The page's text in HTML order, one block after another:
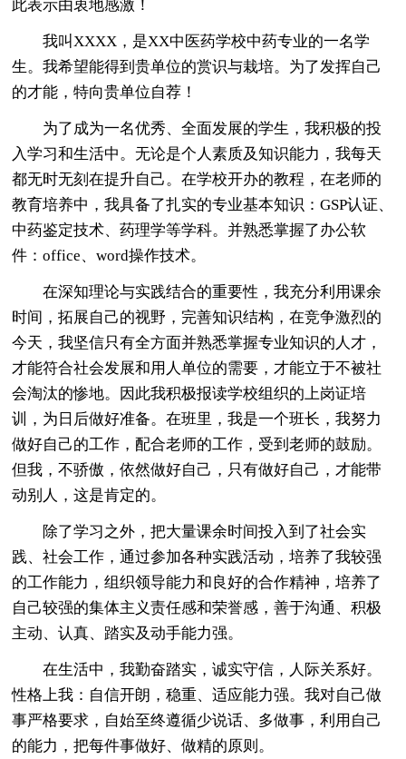
此表示由衷地感激！
我叫XXXX，是XX中医药学校中药专业的一名学
生。我希望能得到贵单位的赏识与栽培。为了发挥自己
的才能，特向贵单位自荐！
为了成为一名优秀、全面发展的学生，我积极的投
入学习和生活中。无论是个人素质及知识能力，我每天
都无时无刻在提升自己。在学校开办的教程，在老师的
教育培养中，我具备了扎实的专业基本知识：GSP认证、
中药鉴定技术、药理学等学科。并熟悉掌握了办公软
件：office、word操作技术。
在深知理论与实践结合的重要性，我充分利用课余
时间，拓展自己的视野，完善知识结构，在竞争激烈的
今天，我坚信只有全方面并熟悉掌握专业知识的人才，
才能符合社会发展和用人单位的需要，才能立于不被社
会淘汰的惨地。因此我积极报读学校组织的上岗证培
训，为日后做好准备。在班里，我是一个班长，我努力
做好自己的工作，配合老师的工作，受到老师的鼓励。
但我，不骄傲，依然做好自己，只有做好自己，才能带
动别人，这是肯定的。
除了学习之外，把大量课余时间投入到了社会实
践、社会工作，通过参加各种实践活动，培养了我较强
的工作能力，组织领导能力和良好的合作精神，培养了
自己较强的集体主义责任感和荣誉感，善于沟通、积极
主动、认真、踏实及动手能力强。
在生活中，我勤奋踏实，诚实守信，人际关系好。
性格上我：自信开朗，稳重、适应能力强。我对自己做
事严格要求，自始至终遵循少说话、多做事，利用自己
的能力，把每件事做好、做精的原则。